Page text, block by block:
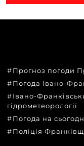
Прогноз погоди
Погода Івано-
Івано-
гідрометеорології
Погода на
Поліція